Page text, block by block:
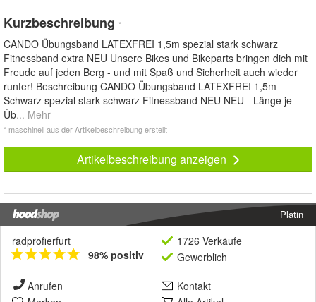
Kurzbeschreibung *
CANDO Übungsband LATEXFREI 1,5m spezial stark schwarz
Fitnessband extra NEU Unsere Bikes und Bikeparts bringen dich mit
Freude auf jeden Berg - und mit Spaß und Sicherheit auch wieder
runter! Beschreibung CANDO Übungsband LATEXFREI 1,5m
Schwarz spezial stark schwarz Fitnessband NEU NEU - Länge je
Üb... Mehr
* maschinell aus der Artikelbeschreibung erstellt
Artikelbeschreibung anzeigen
Platin
radprofierfurt
98% positiv
1726 Verkäufe
Gewerblich
Anrufen
Kontakt